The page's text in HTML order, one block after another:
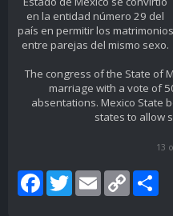
en la entidad número 29 del
país en permitir los matrimonios
entre parejas del mismo sexo.
The congress of the State of
marriage with a vote of
absentations. Mexico State
states to allow
13
FacebookTwitterEmail Copy
Link